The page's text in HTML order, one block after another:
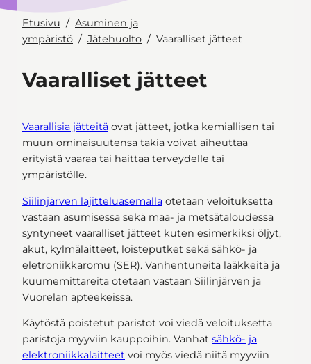
Etusivu
Asuminen ja
ympäristö
Jätehuolto Vaaralliset jätteet
Vaaralliset jätteet
Vaarallisia jätteitä ovat jätteet, jotka kemiallisen tai
muun ominaisuutensa takia voivat aiheuttaa
erityistä vaaraa tai haittaa terveydelle tai
ympäristölle.
Siilinjärven lajitteluasemalla otetaan veloituksetta
vastaan asumisessa sekä maa- ja metsätaloudessa
syntyneet vaaralliset jätteet kuten esimerkiksi öljyt,
akut, kylmälaitteet, loisteputket sekä sähkö- ja
eletroniikkaromu (SER). Vanhentuneita lääkkeitä ja
kuumemittareita otetaan vastaan Siilinjärven ja
Vuorelan apteekeissa.
Käytöstä poistetut paristot voi viedä veloituksetta
paristoja myyviin kauppoihin. Vanhat sähkö- ja
elektroniikkalaitteet voi myös viedä niitä myyviin